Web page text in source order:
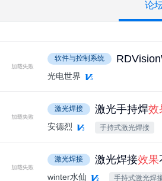
论
软件与控制系统
光电世界
激光焊接 激光手持焊效
安德烈 手持式激光焊接
激光焊接 激光焊接效果
winter水仙 手持式激光焊